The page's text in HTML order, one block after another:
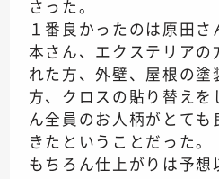
さった。
１番良かったのは原田
本さん、エクステリアの
れた方、外壁、屋根の塗
方、クロスの貼り替えを
ん全員のお人柄がとても
きたということだった。
もちろん仕上がりは予想